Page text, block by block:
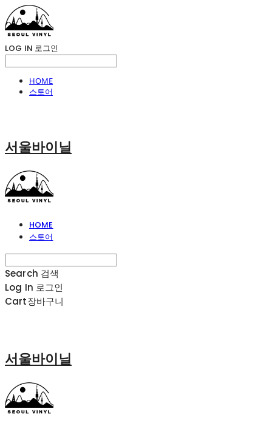
LOG IN 로그인
HOME
스토어
서울바이닐
HOME
스토어
Search 검색
Log In 로그인
Cart장바구니
서울바이닐